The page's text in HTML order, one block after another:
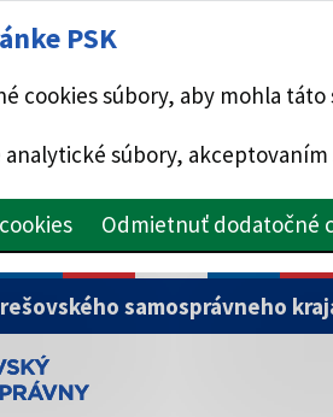
PSK
cookies súbory, aby mohla
súbory,
Odmietnuť dodatočné
samosprávneho